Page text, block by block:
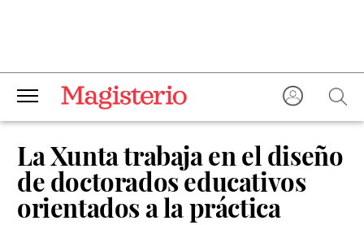
La Xunta trabaja en el diseño
de doctorados educativos
orientados a la práctica